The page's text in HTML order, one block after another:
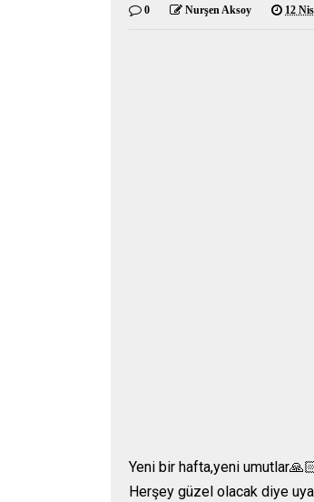
0 Nurşen Aksoy 12
Yeni bir hafta,yeni
Herşey güzel olacak diye